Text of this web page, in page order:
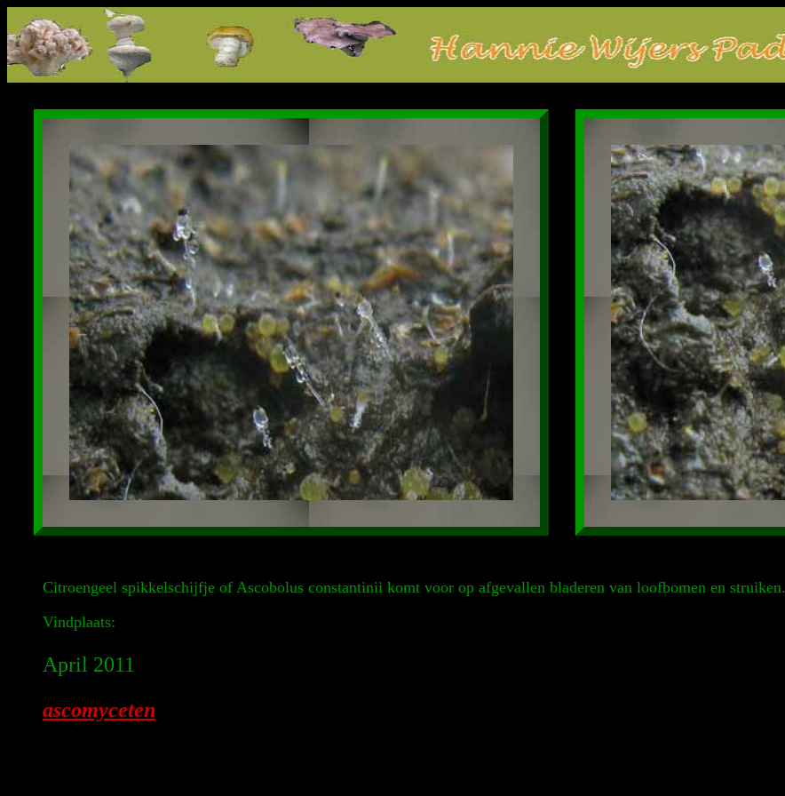
Citroengeel spikkelschijfje of Ascobolus constantinii komt voor op afgevallen bladeren van loofbomen en struiken.
Vindplaats:
April 2011
ascomyceten